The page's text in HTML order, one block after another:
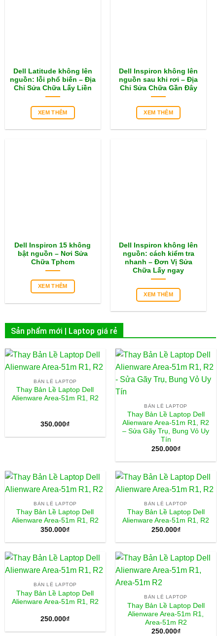
Dell Latitude không lên
nguồn: lỗi phổ biến – Địa
Chỉ Sửa Chữa Lấy Liền
XEM THÊM
Dell Inspiron không lên
nguồn sau khi rơi – Địa
Chỉ Sửa Chữa Gần Đây
XEM THÊM
Dell Inspiron 15 không
bật nguồn – Nơi Sửa
Chữa Tphcm
XEM THÊM
Dell Inspiron không lên
nguồn: cách kiểm tra
nhanh – Đơn Vị Sửa
Chữa Lấy ngay
XEM THÊM
Sản phẩm mới | Laptop giá rẻ
BẢN LỀ LAPTOP
Thay Bản Lề Laptop Dell
Alienware Area-51m R1, R2
350.000₫
BẢN LỀ LAPTOP
Thay Bản Lề Laptop Dell
Alienware Area-51m R1, R2
– Sửa Gãy Trụ, Bung Vỏ Uy
Tín
250.000₫
BẢN LỀ LAPTOP
Thay Bản Lề Laptop Dell
Alienware Area-51m R1, R2
350.000₫
BẢN LỀ LAPTOP
Thay Bản Lề Laptop Dell
Alienware Area-51m R1, R2
250.000₫
BẢN LỀ LAPTOP
Thay Bản Lề Laptop Dell
Alienware Area-51m R1, R2
250.000₫
BẢN LỀ LAPTOP
Thay Bản Lề Laptop Dell
Alienware Area-51m R1,
Area-51m R2
250.000₫